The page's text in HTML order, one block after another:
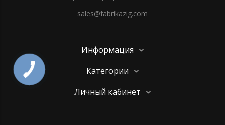
sales@fabrikazig.com
Информация
Категории
Личный кабинет